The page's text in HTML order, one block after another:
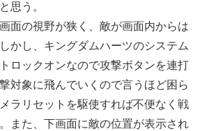
思う。
面の視野が狭く、敵が画面内からは
かし、キングダムハーツのシステム
ロックオンなので攻撃ボタンを連打
対象に飛んでいくので言うほど困ら
ラリセットを駆使すれば不便なく戦
また、下画面に敵の位置が表示され